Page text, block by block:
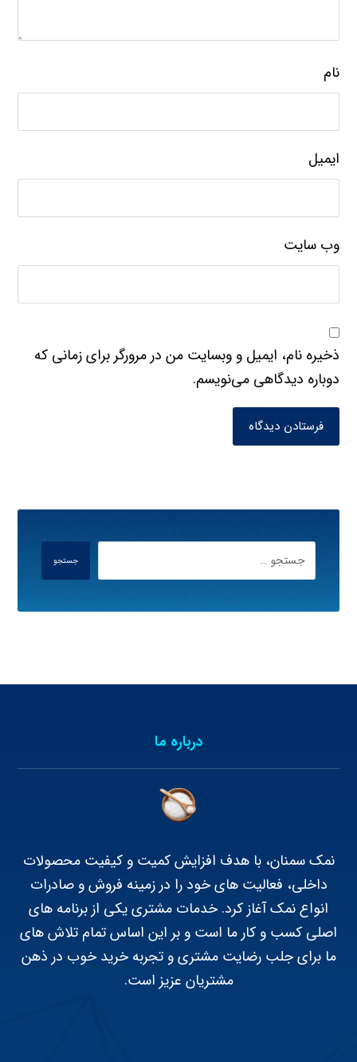
نام
ایمیل
وب‌ سایت
ذخیره نام، ایمیل و وبسایت من در مرورگر برای زمانی که
دوباره دیدگاهی می‌نویسم.
فرستادن دیدگاه
جستجو
درباره ما
نمک سمنان، با هدف افزایش کمیت و کیفیت محصولات
داخلی، فعالیت های خود را در زمینه فروش و صادرات
انواع نمک آغاز کرد. خدمات مشتری یکی از برنامه های
اصلی کسب و کار ما است و بر این اساس تمام تلاش های
ما برای جلب رضایت مشتری و تجربه خرید خوب در ذهن
مشتریان عزیز است.